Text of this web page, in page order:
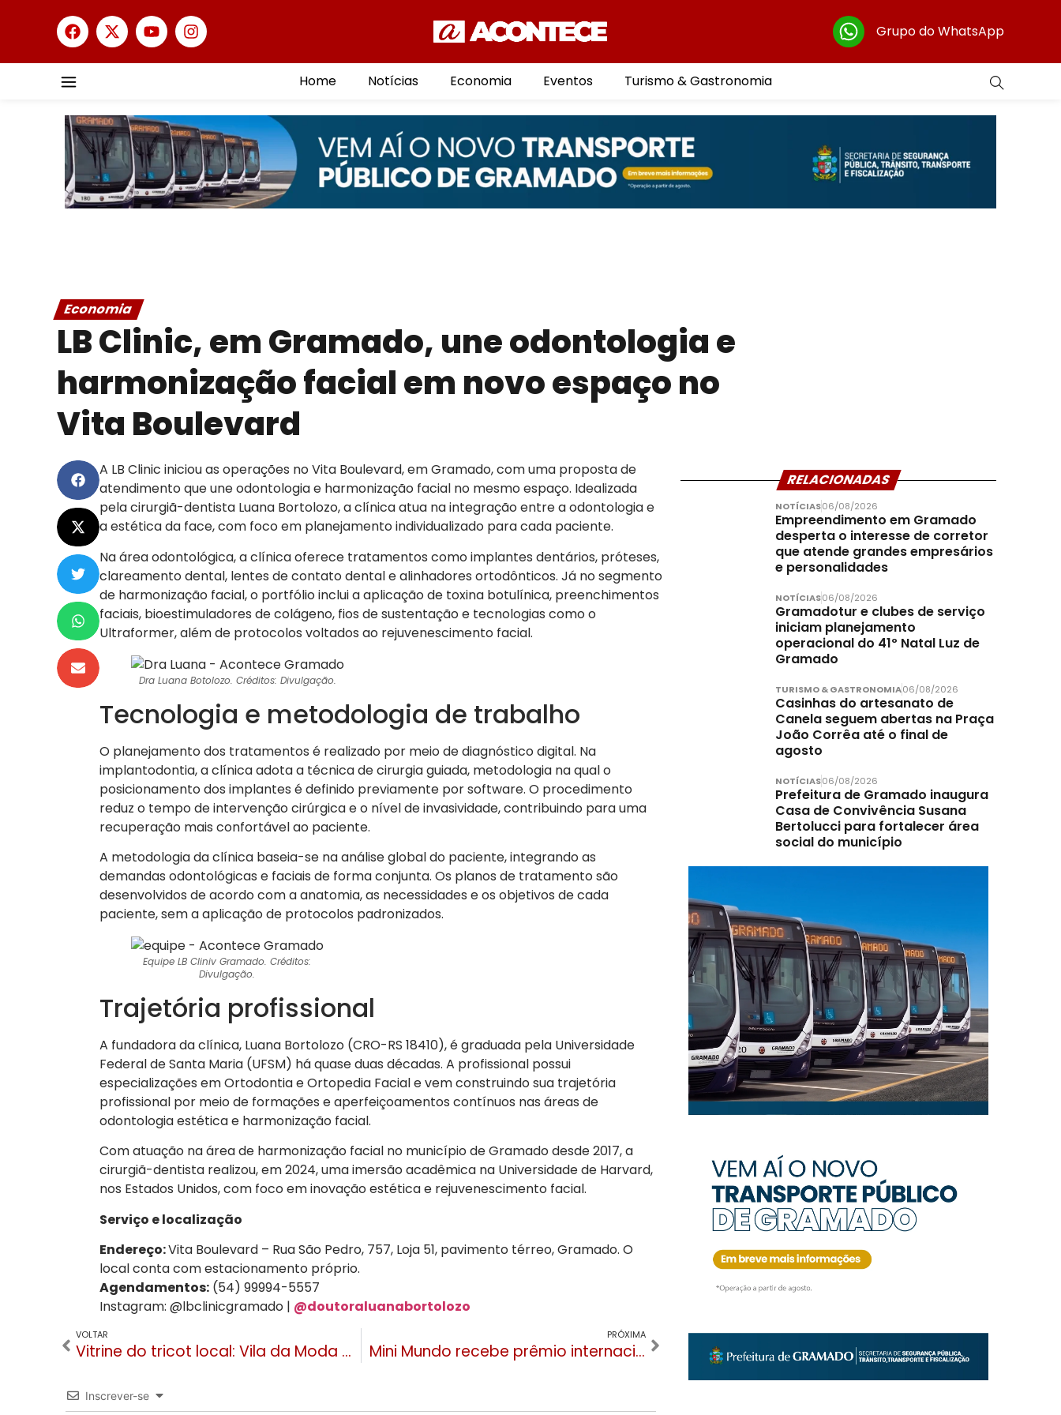
Grupo do WhatsApp
Home Notícias Economia Eventos Turismo & Gastronomia
Economia
LB Clinic, em Gramado, une odontologia e
harmonização facial em novo espaço no
Vita Boulevard
A LB Clinic iniciou as operações no Vita Boulevard, em Gramado, com uma proposta de
atendimento que une odontologia e harmonização facial no mesmo espaço. Idealizada
pela cirurgiã-dentista Luana Bortolozo, a clínica atua na integração entre a odontologia e
a estética da face, com foco em planejamento individualizado para cada paciente.
Na área odontológica, a clínica oferece tratamentos como implantes dentários, próteses,
clareamento dental, lentes de contato dental e alinhadores ortodônticos. Já no segmento
de harmonização facial, o portfólio inclui a aplicação de toxina botulínica, preenchimentos
faciais, bioestimuladores de colágeno, fios de sustentação e tecnologias como o
Ultraformer, além de protocolos voltados ao rejuvenescimento facial.
Dra Luana Botolozo. Créditos: Divulgação.
Tecnologia e metodologia de trabalho
O planejamento dos tratamentos é realizado por meio de diagnóstico digital. Na
implantodontia, a clínica adota a técnica de cirurgia guiada, metodologia na qual o
posicionamento dos implantes é definido previamente por software. O procedimento
reduz o tempo de intervenção cirúrgica e o nível de invasividade, contribuindo para uma
recuperação mais confortável ao paciente.
A metodologia da clínica baseia-se na análise global do paciente, integrando as
demandas odontológicas e faciais de forma conjunta. Os planos de tratamento são
desenvolvidos de acordo com a anatomia, as necessidades e os objetivos de cada
paciente, sem a aplicação de protocolos padronizados.
Equipe LB Cliniv Gramado. Créditos:
Divulgação.
Trajetória profissional
A fundadora da clínica, Luana Bortolozo (CRO-RS 18410), é graduada pela Universidade
Federal de Santa Maria (UFSM) há quase duas décadas. A profissional possui
especializações em Ortodontia e Ortopedia Facial e vem construindo sua trajetória
profissional por meio de formações e aperfeiçoamentos contínuos nas áreas de
odontologia estética e harmonização facial.
Com atuação na área de harmonização facial no município de Gramado desde 2017, a
cirurgiã-dentista realizou, em 2024, uma imersão acadêmica na Universidade de Harvard,
nos Estados Unidos, com foco em inovação estética e rejuvenescimento facial.
Serviço e localização
Endereço:Vita Boulevard – Rua São Pedro, 757, Loja 51, pavimento térreo, Gramado. O
local conta com estacionamento próprio.
Agendamentos:(54) 99994-5557
Instagram: @lbclinicgramado | @doutoraluanabortolozo
VOLTAR
Vitrine do tricot local: Vila da Moda destaca potencial da indústria malheira em Gramado
PRÓXIMA
Mini Mundo recebe prêmio internacional e se consolida entre as melhores atrações do mundo
Inscrever-se
RELACIONADAS
NOTÍCIAS06/08/2026
Empreendimento em Gramado
desperta o interesse de corretor
que atende grandes empresários
e personalidades
NOTÍCIAS06/08/2026
Gramadotur e clubes de serviço
iniciam planejamento
operacional do 41º Natal Luz de
Gramado
TURISMO & GASTRONOMIA06/08/2026
Casinhas do artesanato de
Canela seguem abertas na Praça
João Corrêa até o final de
agosto
NOTÍCIAS06/08/2026
Prefeitura de Gramado inaugura
Casa de Convivência Susana
Bertolucci para fortalecer área
social do município